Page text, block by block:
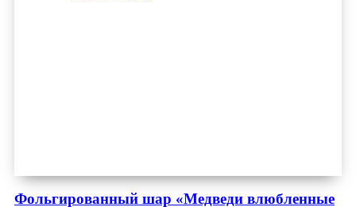
Фольгированный шар «Медведи влюбленные